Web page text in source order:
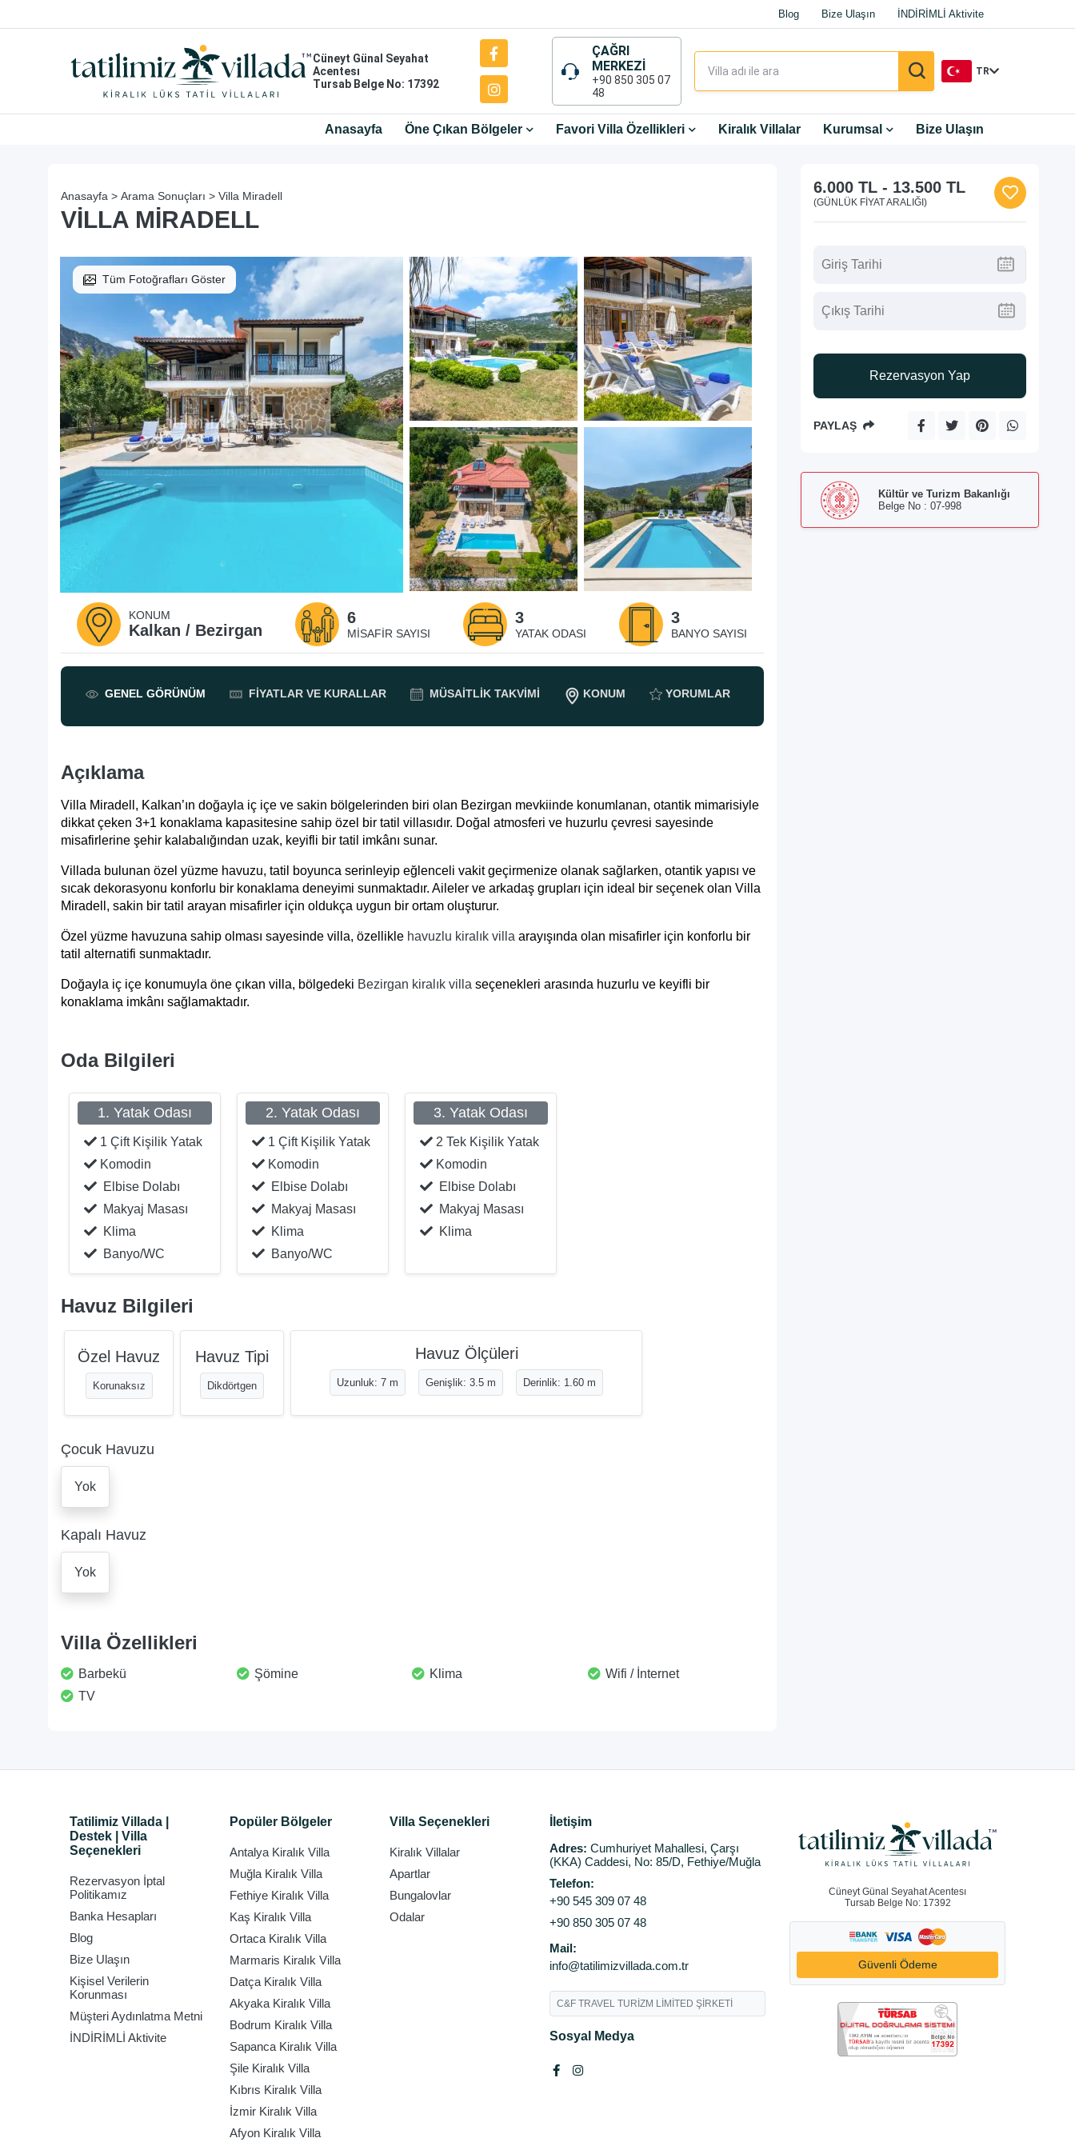
Blog Bize Ulaşın İNDİRİMLİ Aktivite
Cüneyt Günal Seyahat
Acentesı
Tursab Belge No: 17392
ÇAĞRI
MERKEZİ
+90 850 305 07
48
TR
Anasayfa Öne Çıkan Bölgeler Favori Villa Özellikleri Kiralık Villalar Kurumsal Bize Ulaşın
Anasayfa > Arama Sonuçları > Villa Miradell
VILLA MIRADELL
Tüm Fotoğrafları Göster
KONUM
Kalkan / Bezirgan
6
MISAFIR SAYISI
3
YATAK ODASI
3
BANYO SAYISI
GENEL GÖRÜNÜM FIYATLAR VE KURALLAR MÜSAITLIK TAKVIMI KONUM YORUMLAR
Açıklama
Villa Miradell, Kalkan’ın doğayla iç içe ve sakin bölgelerinden biri olan Bezirgan mevkiinde konumlanan, otantik mimarisiyle
dikkat çeken 3+1 konaklama kapasitesine sahip özel bir tatil villasıdır. Doğal atmosferi ve huzurlu çevresi sayesinde
misafirlerine şehir kalabalığından uzak, keyifli bir tatil imkânı sunar.
Villada bulunan özel yüzme havuzu, tatil boyunca serinleyip eğlenceli vakit geçirmenize olanak sağlarken, otantik yapısı ve
sıcak dekorasyonu konforlu bir konaklama deneyimi sunmaktadır. Aileler ve arkadaş grupları için ideal bir seçenek olan Villa
Miradell, sakin bir tatil arayan misafirler için oldukça uygun bir ortam oluşturur.
Özel yüzme havuzuna sahip olması sayesinde villa, özellikle havuzlu kiralık villa arayışında olan misafirler için konforlu bir
tatil alternatifi sunmaktadır.
Doğayla iç içe konumuyla öne çıkan villa, bölgedeki Bezirgan kiralık villa seçenekleri arasında huzurlu ve keyifli bir
konaklama imkânı sağlamaktadır.
Oda Bilgileri
1. Yatak Odası
1 Çift Kişilik Yatak
Komodin
Elbise Dolabı
Makyaj Masası
Klima
Banyo/WC
2. Yatak Odası
1 Çift Kişilik Yatak
Komodin
Elbise Dolabı
Makyaj Masası
Klima
Banyo/WC
3. Yatak Odası
2 Tek Kişilik Yatak
Komodin
Elbise Dolabı
Makyaj Masası
Klima
Havuz Bilgileri
Özel Havuz
Korunaksız
Havuz Tipi
Dikdörtgen
Havuz Ölçüleri
Uzunluk: 7 m Genişlik: 3.5 m Derinlik: 1.60 m
Çocuk Havuzu
Yok
Kapalı Havuz
Yok
Villa Özellikleri
Barbekü Şömine Klima
Wifi / İnternet
TV
6.000 TL- 13.500 TL
(GÜNLÜK FIYAT ARALIĞI)
Rezervasyon Yap
PAYLAŞ
Kültür ve Turizm Bakanlığı
Belge No : 07-998
Tatilimiz Villada |
Destek | Villa
Seçenekleri
Rezervasyon İptal
Politikamız
Banka Hesapları
Blog
Bize Ulaşın
Kişisel Verilerin
Korunması
Müşteri Aydınlatma Metni
İNDİRİMLİ Aktivite
Popüler Bölgeler
Antalya Kiralık Villa
Muğla Kiralık Villa
Fethiye Kiralık Villa
Kaş Kiralık Villa
Ortaca Kiralık Villa
Marmaris Kiralık Villa
Datça Kiralık Villa
Akyaka Kiralık Villa
Bodrum Kiralık Villa
Sapanca Kiralık Villa
Şile Kiralık Villa
Kıbrıs Kiralık Villa
İzmir Kiralık Villa
Afyon Kiralık Villa
Villa Seçenekleri
Kiralık Villalar
Apartlar
Bungalovlar
Odalar
İletişim
Adres: Cumhuriyet Mahallesi, Çarşı
(KKA) Caddesi, No: 85/D, Fethiye/Muğla
Telefon:
+90 545 309 07 48
+90 850 305 07 48
Mail:
info@tatilimizvillada.com.tr
C&F TRAVEL TURİZM LİMİTED ŞİRKETİ
Sosyal Medya
Cüneyt Günal Seyahat Acentesı
Tursab Belge No: 17392
Güvenli Ödeme